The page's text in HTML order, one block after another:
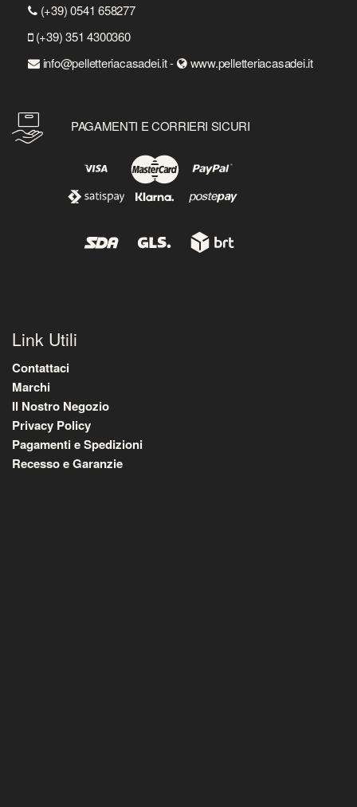
(+39) 0541 658277
(+39) 351 4300360
info@pelletteriacasadei.it -
www.pelletteriacasadei.it
PAGAMENTI E CORRIERI SICURI
Link Utili
Contattaci
Marchi
Il Nostro Negozio
Privacy Policy
Pagamenti e Spedizioni
Recesso e Garanzie